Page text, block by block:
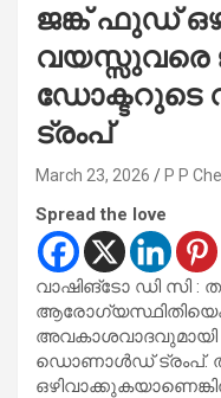
ജങ്ക് ഫുഡ്‌
വയസ്സുവരെ
ഡോക്ടറുടെ
ട്രംപ്
March 23, 2026 P P
Spread the love
വാഷിങ്‌ടോ ഡി സി :
അവകാശവാദവുമായി
ഡൊണാൾഡ് ട്രംപ്.